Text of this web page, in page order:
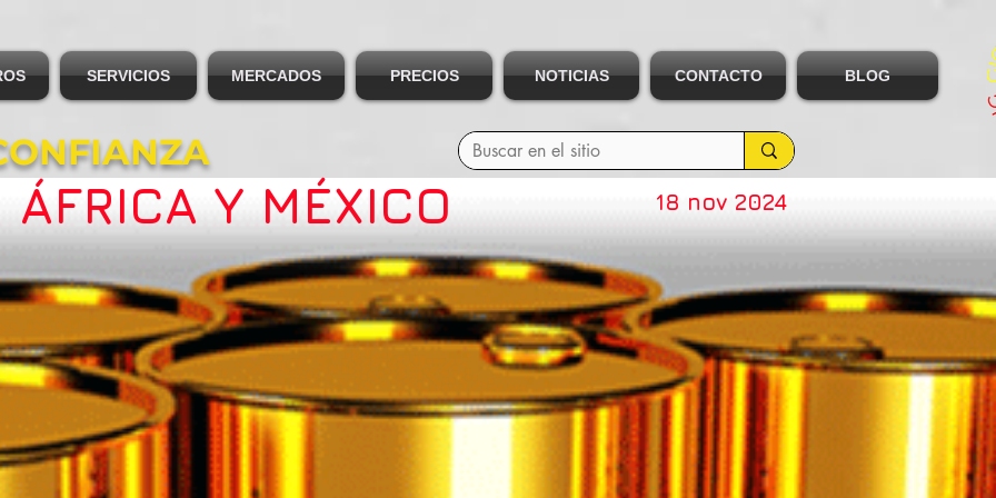
SERVICIOS MERCADOS PRECIOS NOTICIAS CONTACTO BLOG
ÁFRICA Y MÉXICO 18 nov 2024